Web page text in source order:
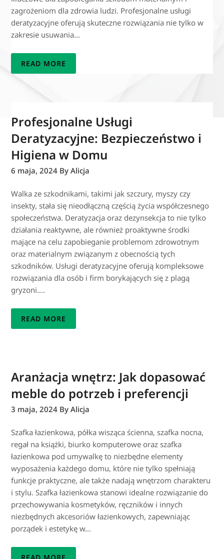
zagrożeniom dla zdrowia ludzi. Profesjonalne usługi
deratyzacyjne oferują skuteczne rozwiązania nie tylko w
zakresie usuwania…
READ MORE
Profesjonalne Usługi
Deratyzacyjne: Bezpieczeństwo i
Higiena w Domu
6 maja, 2024 By Alicja
Walka ze szkodnikami, takimi jak szczury, myszy czy
insekty, stała się nieodłączną częścią życia współczesnego
społeczeństwa. Deratyzacja oraz dezynsekcja to nie tylko
działania reaktywne, ale również proaktywne środki
mające na celu zapobieganie problemom zdrowotnym
oraz materialnym związanym z obecnością tych
szkodników. Usługi deratyzacyjne oferują kompleksowe
rozwiązania dla osób i firm borykających się z plagą
gryzoni….
READ MORE
Aranżacja wnętrz: Jak dopasować
meble do potrzeb i preferencji
3 maja, 2024 By Alicja
Szafka łazienkowa, półka wisząca ścienna, szafka nocna,
regał na książki, biurko komputerowe oraz szafka
łazienkowa pod umywalkę to niezbędne elementy
wyposażenia każdego domu, które nie tylko spełniają
funkcje praktyczne, ale także nadają wnętrzom charakteru
i stylu. Szafka łazienkowa stanowi idealne rozwiązanie do
przechowywania kosmetyków, ręczników i innych
niezbędnych akcesoriów łazienkowych, zapewniając
porządek i estetykę w…